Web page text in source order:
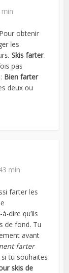
obtenir
les
Skis farter.
pas
Bien farter
deux ou
min
farter les
dire qu’ils
de fond. Tu
avant
farter
si tu souhaites
skis de